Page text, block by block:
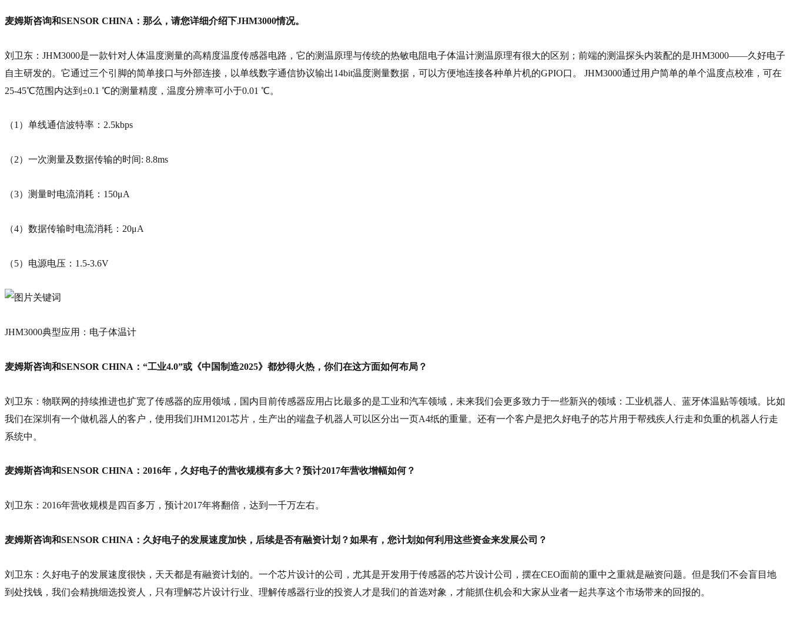
麦姆斯咨询和SENSOR CHINA：那么，请您详细介绍下JHM3000情况。
刘卫东：JHM3000是一款针对人体温度测量的高精度温度传感器电路，它的测温原理与传统的热敏电阻电子体温计测温原理有很大的区别；前端的测温探头内装配的是JHM3000——久好电子
自主研发的。它通过三个引脚的简单接口与外部连接，以单线数字通信协议输出14bit温度测量数据，可以方便地连接各种单片机的GPIO口。 JHM3000通过用户简单的单个温度点校准，可在
25-45℃范围内达到±0.1 ℃的测量精度，温度分辨率可小于0.01 ℃。
（1）单线通信波特率：2.5kbps
（2）一次测量及数据传输的时间: 8.8ms
（3）测量时电流消耗：150μA
（4）数据传输时电流消耗：20μA
（5）电源电压：1.5-3.6V
JHM3000典型应用：电子体温计
麦姆斯咨询和SENSOR CHINA：“工业4.0”或《中国制造2025》都炒得火热，你们在这方面如何布局？
刘卫东：物联网的持续推进也扩宽了传感器的应用领域，国内目前传感器应用占比最多的是工业和汽车领域，未来我们会更多致力于一些新兴的领域：工业机器人、蓝牙体温贴等领域。比如
我们在深圳有一个做机器人的客户，使用我们JHM1201芯片，生产出的端盘子机器人可以区分出一页A4纸的重量。还有一个客户是把久好电子的芯片用于帮残疾人行走和负重的机器人行走
系统中。
麦姆斯咨询和SENSOR CHINA：2016年，久好电子的营收规模有多大？预计2017年营收增幅如何？
刘卫东：2016年营收规模是四百多万，预计2017年将翻倍，达到一千万左右。
麦姆斯咨询和SENSOR CHINA：久好电子的发展速度加快，后续是否有融资计划？如果有，您计划如何利用这些资金来发展公司？
刘卫东：久好电子的发展速度很快，天天都是有融资计划的。一个芯片设计的公司，尤其是开发用于传感器的芯片设计公司，摆在CEO面前的重中之重就是融资问题。但是我们不会盲目地
到处找钱，我们会精挑细选投资人，只有理解芯片设计行业、理解传感器行业的投资人才是我们的首选对象，才能抓住机会和大家从业者一起共享这个市场带来的回报的。